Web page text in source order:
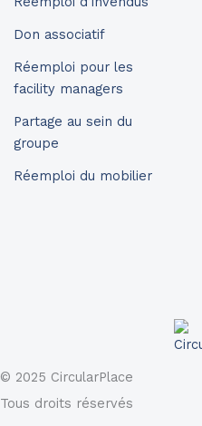
Don associatif
Réemploi pour les
facility managers
Partage au sein du
groupe
Réemploi du mobilier
© 2025 CircularPlace
Tous droits réservés